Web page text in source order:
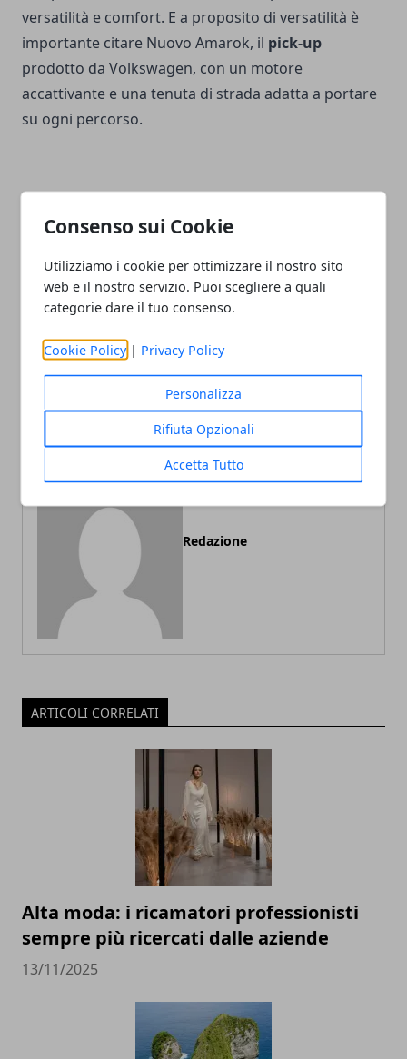
Consenso sui Cookie
Utilizziamo i cookie per ottimizzare il nostro sito
web e il nostro servizio. Puoi scegliere a quali
categorie dare il tuo consenso.
Cookie Policy | Privacy Policy
Personalizza
Rifiuta Opzionali
Accetta Tutto
versatilità e comfort. E a proposito di versatilità è
importante citare Nuovo Amarok, il pick-up
prodotto da Volkswagen, con un motore
accattivante e una tenuta di strada adatta a portare
su ogni percorso.
Facebook
TwitterWhatsapp
Articolo Precedente
Cassaforte bloccata:
perché evitare il fai-da-te
mano: scopri le migliori
Redazione
ARTICOLI CORRELATI
Alta moda: i ricamatori professionisti
sempre più ricercati dalle aziende
13/11/2025